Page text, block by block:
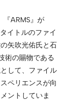
『ARMS』が
イトルのファイ
矢吹光佑氏と石
術の賜物である
して、ファイル
ペリエンスが向
ントしていま